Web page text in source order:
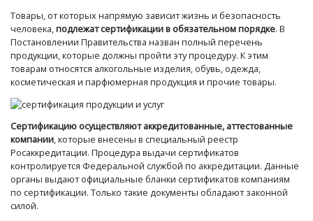
Товары, от которых напрямую зависит жизнь и безопасность
человека,подлежат сертификации в обязательном порядке. В
Постановлении Правительства назван полный перечень
продукции, которые должны пройти эту процедуру. К этим
товарам относятся алкогольные изделия, обувь, одежда,
косметическая и парфюмерная продукция и прочие товары.
Сертификацию осуществляют аккредитованные, аттестованные
компании, которые внесены в специальный реестр
Росаккредитации. Процедура выдачи сертификатов
контролируется Федеральной службой по аккредитации. Данные
органы выдают официальные бланки сертификатов компаниям
по сертификации. Только такие документы обладают законной
силой.